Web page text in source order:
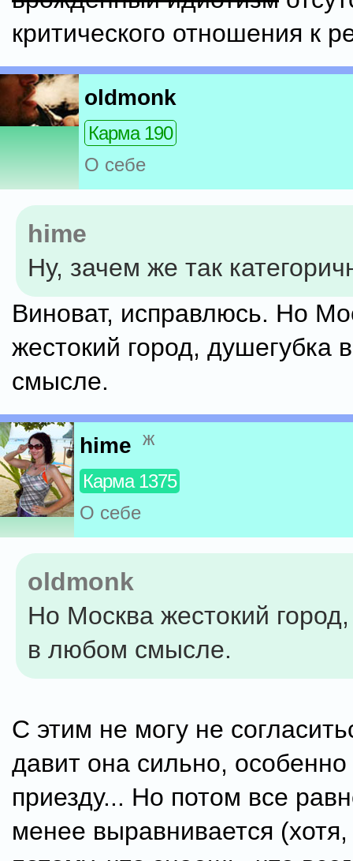
критического отношения к
oldmonk
Карма 190
О себе
hime
Ну, зачем же так
Виноват, исправлюсь. Но
жестокий город, душегубка
смысле.
hime ж
Карма 1375
О себе
oldmonk
Но Москва жестокий
в любом смысле.
С этим не могу не
давит она сильно, особенно
приезду... Но потом все
менее выравнивается